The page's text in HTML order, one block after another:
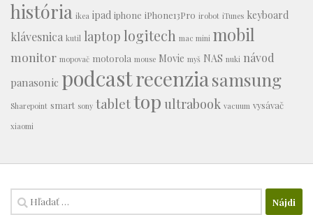
história ikea ipad iphone iPhone13Pro irobot iTunes keyboard
klávesnica kutil laptop logitech mac mini mobil
monitor mopovač motorola mouse Movie myš NAS nuki návod
panasonic podcastrecenziasamsung
Sharepoint smart sony tablettop ultrabook vacuum vysávač
xiaomi
Hľadať: